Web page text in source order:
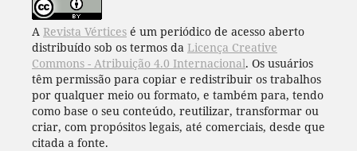
A Revista Vérticesé um periódico de acesso aberto
distribuído sob os termos da Licença Creative
Commons - Atribuição 4.0 Internacional. Os usuários
têm permissão para copiar e redistribuir os trabalhos
por qualquer meio ou formato, e também para, tendo
como base o seu conteúdo, reutilizar, transformar ou
criar, com propósitos legais, até comerciais, desde que
citada a fonte.